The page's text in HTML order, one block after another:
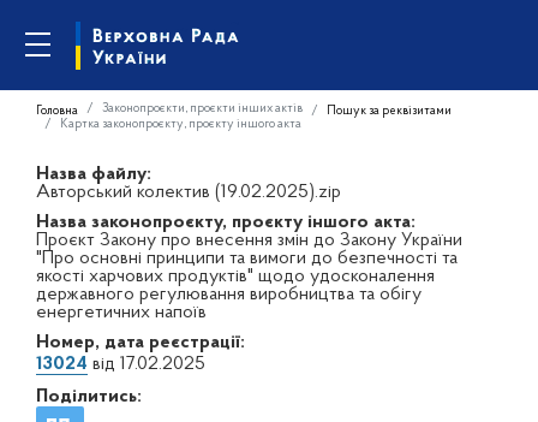
Головна Законопроєкти, проєкти інших актів
Пошук за реквізитами
Картка законопроєкту, проєкту іншого акта
Назва файлу:
Авторський колектив (19.02.2025).zip
Назва законопроєкту, проєкту іншого акта:
Проєкт Закону про внесення змін до Закону України
"Про основні принципи та вимоги до безпечності та
якості харчових продуктів" щодо удосконалення
державного регулювання виробництва та обігу
енергетичних напоїв
Номер, дата реєстрації:
13024 від 17.02.2025
Поділитись: